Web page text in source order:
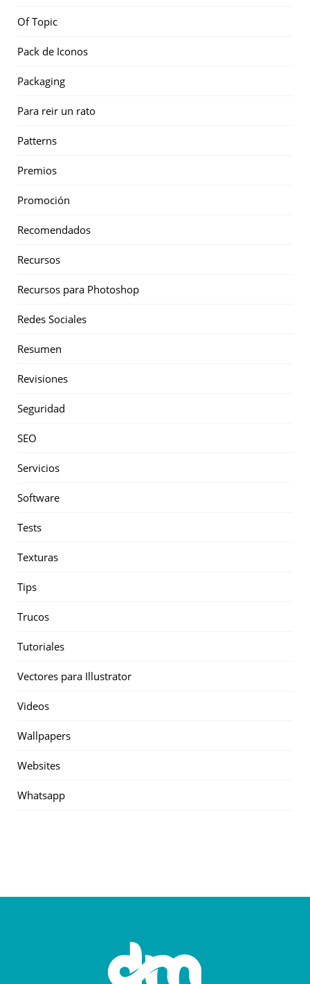
Of Topic
Pack de Iconos
Packaging
Para reir un rato
Patterns
Premios
Promoción
Recomendados
Recursos
Recursos para Photoshop
Redes Sociales
Resumen
Revisiones
Seguridad
SEO
Servicios
Software
Tests
Texturas
Tips
Trucos
Tutoriales
Vectores para Illustrator
Videos
Wallpapers
Websites
Whatsapp